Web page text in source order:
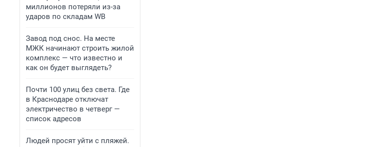
миллионов потеряли из-за
ударов по складам WB
Завод под снос. На месте
МЖК начинают строить жилой
комплекс — что известно и
как он будет выглядеть?
Почти 100 улиц без света. Где
в Краснодаре отключат
электричество в четверг —
список адресов
Людей просят уйти с пляжей.